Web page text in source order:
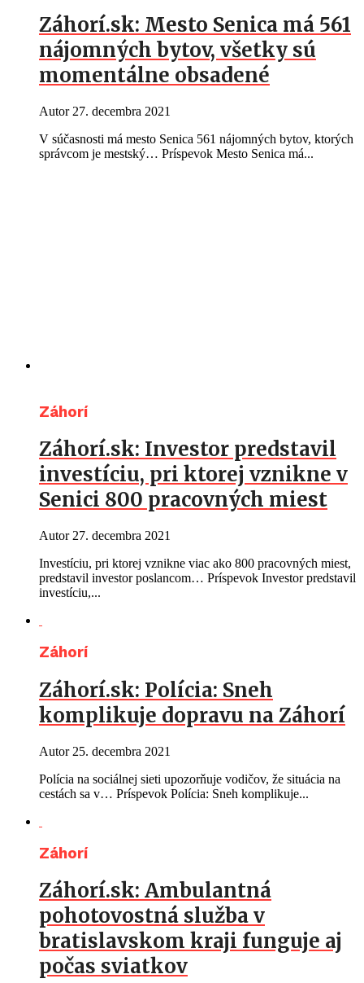
Záhorí.sk: Mesto Senica má 561
nájomných bytov, všetky sú
momentálne obsadené
Autor 27. decembra 2021
V súčasnosti má mesto Senica 561 nájomných bytov, ktorých
správcom je mestský… Príspevok Mesto Senica má...
Záhorí
Záhorí.sk: Investor predstavil
investíciu, pri ktorej vznikne v
Senici 800 pracovných miest
Autor 27. decembra 2021
Investíciu, pri ktorej vznikne viac ako 800 pracovných miest,
predstavil investor poslancom… Príspevok Investor predstavil
investíciu,...
Záhorí
Záhorí.sk: Polícia: Sneh
komplikuje dopravu na Záhorí
Autor 25. decembra 2021
Polícia na sociálnej sieti upozorňuje vodičov, že situácia na
cestách sa v… Príspevok Polícia: Sneh komplikuje...
Záhorí
Záhorí.sk: Ambulantná
pohotovostná služba v
bratislavskom kraji funguje aj
počas sviatkov